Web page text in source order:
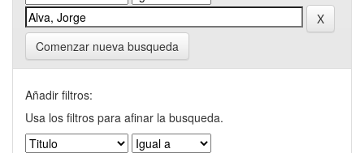
Comenzar nueva busqueda
Añadir filtros:
Usa los filtros para afinar la busqueda.